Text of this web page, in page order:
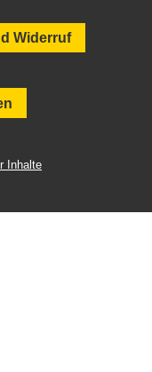
Widerruf
Inhalte